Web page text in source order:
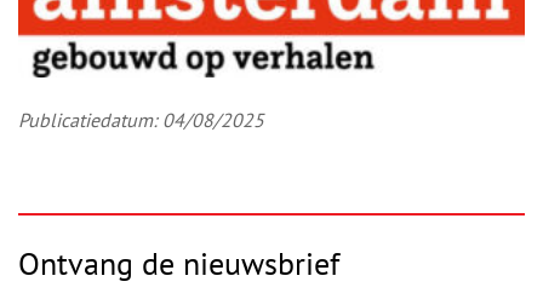
Publicatiedatum: 04/08/2025
Ontvang de nieuwsbrief